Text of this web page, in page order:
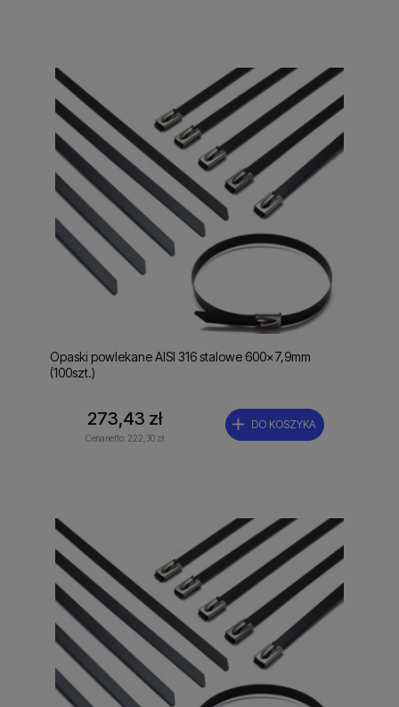
Opaski powlekane AISI 316 stalowe 600x7,9mm
(100szt.)
273,43 zł
Cena netto: 222,30 zł
DO KOSZYKA